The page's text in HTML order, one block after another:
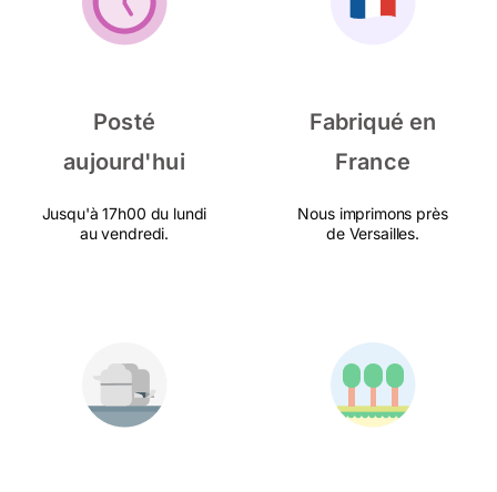
Posté
aujourd'hui
Jusqu'à 17h00 du lundi
au vendredi.
Fabriqué en
France
Nous imprimons près
de Versailles.